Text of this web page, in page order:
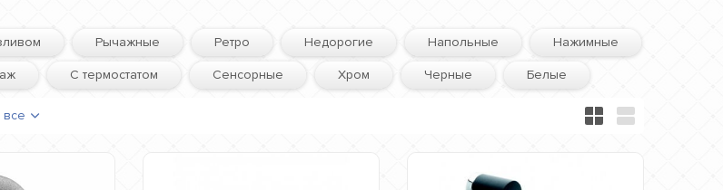
Рычажные Ретро Недорогие Напольные Нажимные
С термостатом Сенсорные Хром Черные Белые
все